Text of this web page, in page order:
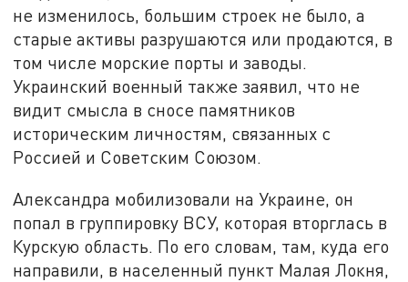
не изменилось, большим строек не было, а
старые активы разрушаются или продаются, в
том числе морские порты и заводы.
Украинский военный также заявил, что не
видит смысла в сносе памятников
историческим личностям, связанных с
Россией и Советским Союзом.
Александра мобилизовали на Украине, он
попал в группировку ВСУ, которая вторглась в
Курскую область. По его словам, там, куда его
направили, в населенный пункт Малая Локня,